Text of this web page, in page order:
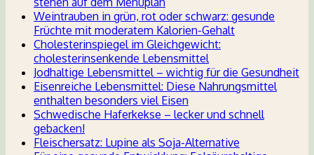
Weintrauben in grün, rot oder schwarz: gesunde
Früchte mit moderatem Kalorien-Gehalt
Cholesterinspiegel im Gleichgewicht:
cholesterinsenkende Lebensmittel
Jodhaltige Lebensmittel – wichtig für die Gesundheit
Eisenreiche Lebensmittel: Diese Nahrungsmittel
enthalten besonders viel Eisen
Schwedische Haferkekse – lecker und schnell
gebacken!
Fleischersatz: Lupine als Soja-Alternative